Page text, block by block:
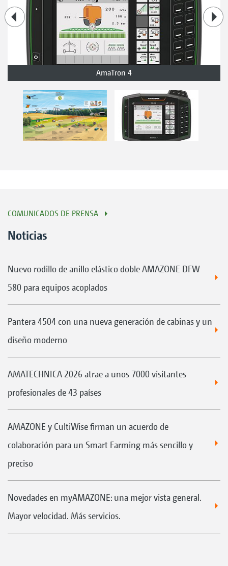
AmaTron 4
COMUNICADOS DE PRENSA
Noticias
Nuevo rodillo de anillo elástico doble AMAZONE DFW
580 para equipos acoplados
Pantera 4504 con una nueva generación de cabinas y un
diseño moderno
AMATECHNICA 2026 atrae a unos 7000 visitantes
profesionales de 43 países
AMAZONE y CultiWise firman un acuerdo de
colaboración para un Smart Farming más sencillo y
preciso
Novedades en myAMAZONE: una mejor vista general.
Mayor velocidad. Más servicios.